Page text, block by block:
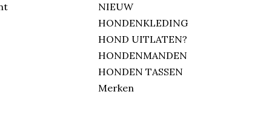
NIEUW
HONDENKLEDING
HOND UITLATEN?
HONDENMANDEN
HONDEN TASSEN
Merken